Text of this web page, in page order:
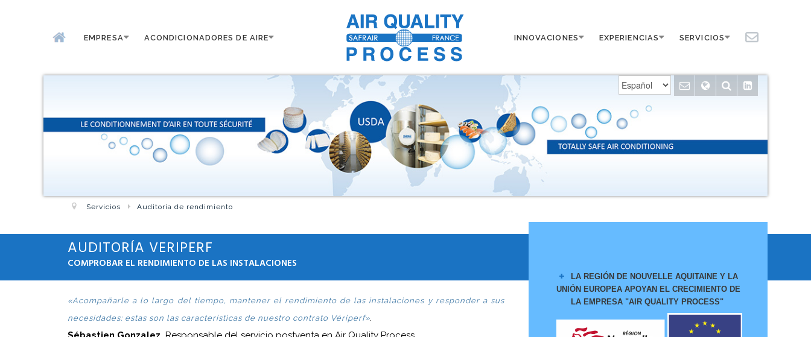
EMPRESA ACONDICIONADORES DE AIRE INNOVACIONES EXPERIENCIAS SERVICIOS
Servicios Auditoría de rendimiento
LA REGIÓN DE NOUVELLE AQUITAINE Y LA
UNIÓN EUROPEA APOYAN EL CRECIMIENTO DE
LA EMPRESA "AIR QUALITY PROCESS"
AUDITORÍA VERIPERF
COMPROBAR EL RENDIMIENTO DE LAS INSTALACIONES
«Acompañarle a lo largo del tiempo, mantener el rendimiento de las instalaciones y responder a sus
necesidades: estas son las características de nuestro contrato Vériperf».